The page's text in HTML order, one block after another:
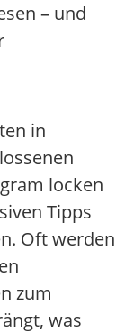
– und
in
locken
Tipps
Oft werden
zum
was